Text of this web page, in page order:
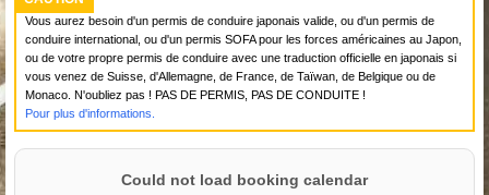
Vous aurez besoin d'un permis de conduire japonais valide, ou d'un permis de
conduire international, ou d'un permis SOFA pour les forces américaines au Japon,
ou de votre propre permis de conduire avec une traduction officielle en japonais si
vous venez de Suisse, d'Allemagne, de France, de Taïwan, de Belgique ou de
Monaco. N'oubliez pas ! PAS DE PERMIS, PAS DE CONDUITE !
Pour plus d'informations.
Could not load booking calendar